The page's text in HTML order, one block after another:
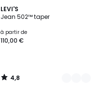
LEVI'S
Jean 502™ taper
à partir de
110,00 €
4,8
/ 5
2
Couleurs
4,8
/